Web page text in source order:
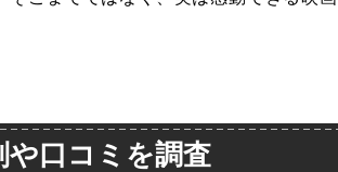
口コミを調査